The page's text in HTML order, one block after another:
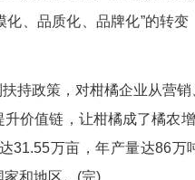
夷陵红”柑橘以五元一
合作已有20多年！”
橘生长了，这里的果
马来西亚特荣凤凰集
订购40—50集装箱，